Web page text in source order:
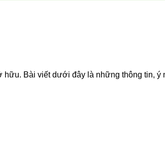
Bài viết dưới đây là những thông tin,